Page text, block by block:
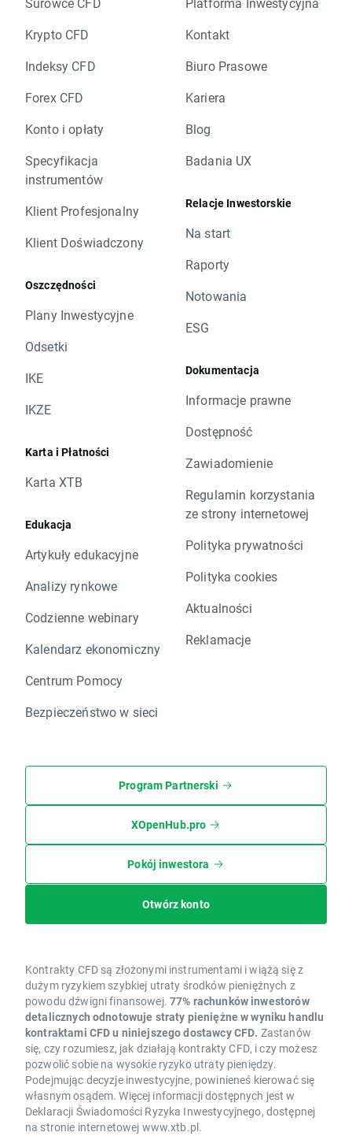
Krypto CFD
Indeksy CFD
Forex CFD
Konto i opłaty
Specyfikacja
instrumentów
Klient Profesjonalny
Klient Doświadczony
Oszczędności
Plany Inwestycyjne
Odsetki
IKE
IKZE
Karta i Płatności
Karta XTB
Edukacja
Artykuły edukacyjne
Analizy rynkowe
Codzienne webinary
Kalendarz ekonomiczny
Centrum Pomocy
Bezpieczeństwo w sieci
Kontakt
Biuro Prasowe
Kariera
Blog
Badania UX
Relacje Inwestorskie
Na start
Raporty
Notowania
ESG
Dokumentacja
Informacje prawne
Dostępność
Zawiadomienie
Regulamin korzystania
ze strony internetowej
Polityka prywatności
Polityka cookies
Aktualności
Reklamacje
Program Partnerski
XOpenHub.pro
Pokój inwestora
Otwórz konto
Kontrakty CFD są złożonymi instrumentami i wiążą się z
dużym ryzykiem szybkiej utraty środków pieniężnych z
powodu dźwigni finansowej. 77% rachunków inwestorów
detalicznych odnotowuje straty pieniężne w wyniku handlu
kontraktami CFD u niniejszego dostawcy CFD. Zastanów
się, czy rozumiesz, jak działają kontrakty CFD, i czy możesz
pozwolić sobie na wysokie ryzyko utraty pieniędzy.
Podejmując decyzje inwestycyjne, powinieneś kierować się
własnym osądem. Więcej informacji dostępnych jest w
Deklaracji Świadomości Ryzyka Inwestycyjnego, dostępnej
na stronie internetowej www.xtb.pl.